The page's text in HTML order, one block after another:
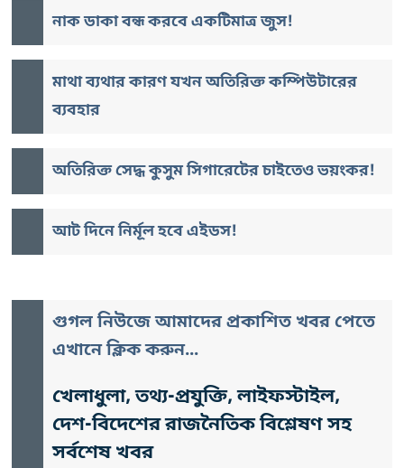
নাক ডাকা বন্ধ করবে একটিমাত্র জুস!
মাথা ব্যথার কারণ যখন অতিরিক্ত কম্পিউটারের
ব্যবহার
অতিরিক্ত সেদ্ধ কুসুম সিগারেটের চাইতেও ভয়ংকর!
আট দিনে নির্মূল হবে এইডস!
গুগল নিউজে আমাদের প্রকাশিত খবর পেতে
এখানে ক্লিক করুন...
খেলাধুলা, তথ্য-প্রযুক্তি, লাইফস্টাইল,
দেশ-বিদেশের রাজনৈতিক বিশ্লেষণ সহ
সর্বশেষ খবর